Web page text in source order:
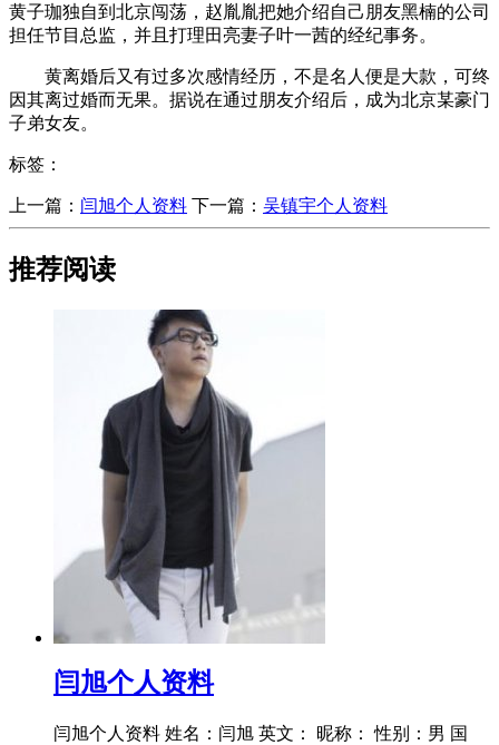
黄子珈独自到北京闯荡，赵胤胤把她介绍自己朋友黑楠的公司
担任节目总监，并且打理田亮妻子叶一茜的经纪事务。
黄离婚后又有过多次感情经历，不是名人便是大款，可终
因其离过婚而无果。据说在通过朋友介绍后，成为北京某豪门
子弟女友。
标签：
上一篇： ​闫旭个人资料 下一篇： ​吴镇宇个人资料
推荐阅读
​闫旭个人资料
闫旭个人资料 姓名：闫旭 英文： 昵称： 性别：男 国